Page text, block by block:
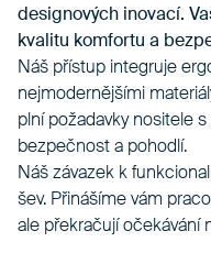
designových inovací.
kvalitu komfortu a
Náš přístup integruje
nejmodernějšími
plní požadavky nositele
bezpečnost a pohodlí.
Náš závazek k
šev. Přinášíme vám
ale překračují očekávání